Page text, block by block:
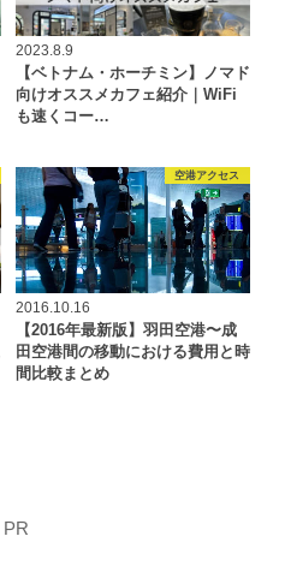
2023.8.9
【ベトナム・ホーチミン】ノマド
向けオススメカフェ紹介｜WiFi
も速くコー…
空港アクセス
2016.10.16
【2016年最新版】羽田空港〜成
田空港間の移動における費用と時
間比較まとめ
PR